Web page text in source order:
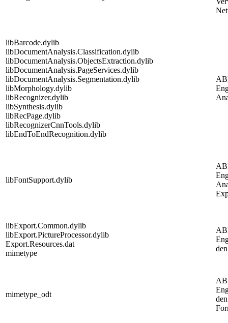
libBarcode.dylib
libDocumentAnalysis.Classification.dylib
libDocumentAnalysis.ObjectsExtraction.dylib
libDocumentAnalysis.PageServices.dylib
libDocumentAnalysis.Segmentation.dylib
libMorphology.dylib
libRecognizer.dylib
libSynthesis.dylib
libRecPage.dylib
libRecognizerCnnTools.dylib
libEndToEndRecognition.dylib
libFontSupport.dylib
libExport.Common.dylib
libExport.PictureProcessor.dylib
Export.Resources.dat
mimetype
mimetype_odt